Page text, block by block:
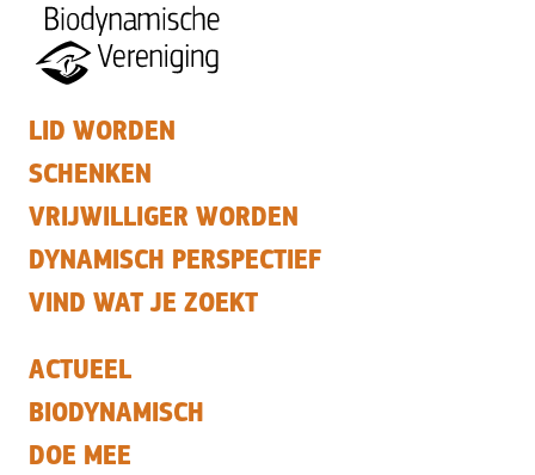
LID WORDEN
SCHENKEN
VRIJWILLIGER WORDEN
DYNAMISCH PERSPECTIEF
VIND WAT JE ZOEKT
ACTUEEL
BIODYNAMISCH
DOE MEE